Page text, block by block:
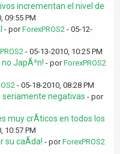
incrementan el nivel de
09:55 PM
- porForexPROS2 - 05-12-
- 05-13-2010, 10:25 PM
no JapÃ³n! - porForexPROS2
- 05-18-2010, 08:28 PM
seriamente negativas - por
muy crÃ­ticos en todos los
10:57 PM
su caÃ­da! - porForexPROS2